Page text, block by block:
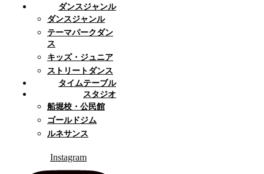
ダンスジャンル
ダンスジャンル
テーマパークダン
ス
キッズ・ジュニア
ストリートダンス
タイムテーブル
スタジオ
船堀校・公民館
ゴールドジム
ルネサンス
Instagram